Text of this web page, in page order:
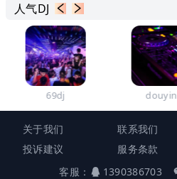
人气DJ
69dj douyin
关于我们 联系我们
投诉建议
服务条款
客服：
1390386703